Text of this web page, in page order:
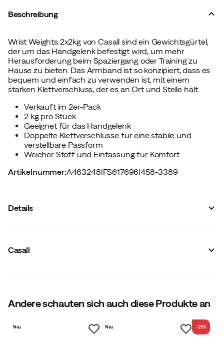
Beschreibung
Wrist Weights 2x2kg von Casall sind ein Gewichtsgürtel,
der um das Handgelenk befestigt wird, um mehr
Herausforderung beim Spaziergang oder Training zu
Hause zu bieten. Das Armband ist so konzipiert, dass es
bequem und einfach zu verwenden ist, mit einem
starken Klettverschluss, der es an Ort und Stelle hält.
Verkauft im 2er-Pack
2 kg pro Stück
Geeignet für das Handgelenk
Doppelte Klettverschlüsse für eine stabile und
verstellbare Passform
Weicher Stoff und Einfassung für Komfort
Artikelnummer:A463248|FS617696|458-3389
Details
Größe
Casall
Andere schauten sich auch diese Produkte an
Neu Neu -25%